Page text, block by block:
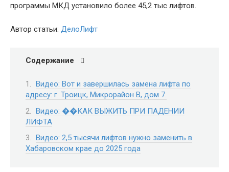
программы МКД установило более 45,2 тыс лифтов.
Автор статьи: ДелоЛифт
Содержание
Видео: Вот и завершилась замена лифта по
адресу: г. Троицк, Микрорайон В, дом 7.
Видео: ��КАК ВЫЖИТЬ ПРИ ПАДЕНИИ
ЛИФТА
Видео: 2,5 тысячи лифтов нужно заменить в
Хабаровском крае до 2025 года